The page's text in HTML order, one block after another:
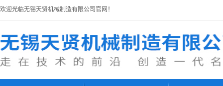
欢迎光临无锡天贤机械制造有限公司官网！